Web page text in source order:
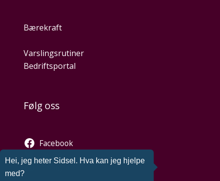
Bærekraft
Varslingsrutiner
Bedriftsportal
Følg oss
Facebook
Twitter
Instagram
Hei, jeg heter Sidsel. Hva kan jeg hjelpe
med?